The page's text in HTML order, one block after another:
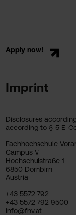
Apply now!
Imprint
Disclosures
according to § 5 E-
Fachhochschule
Campus V
Hochschulstraße 1
6850 Dornbirn
Austria
+43 5572 792
+43 5572 792 9500
info@fhv.at